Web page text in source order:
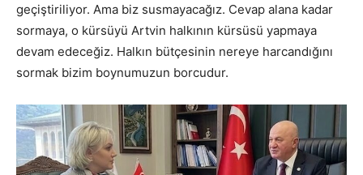
geçiştiriliyor. Ama biz susmayacağız. Cevap alana kadar
sormaya, o kürsüyü Artvin halkının kürsüsü yapmaya
devam edeceğiz. Halkın bütçesinin nereye harcandığını
sormak bizim boynumuzun borcudur.